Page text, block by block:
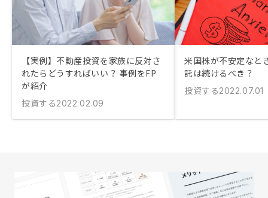
【実例】不動産投資を家族に反対さ
れたらどうすればいい？ 事例をFP
が紹介
投資する2022.02.09
米国株が不安定なと
託は続けるべき？
投資する2022.07.01